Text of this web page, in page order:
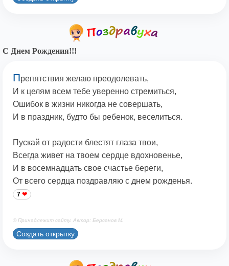
С Днем Рождения!!!
Препятствия желаю преодолевать,
И к целям всем тебе уверенно стремиться,
Ошибок в жизни никогда не совершать,
И в праздник, будто бы ребенок, веселиться.
Пускай от радости блестят глаза твои,
Всегда живет на твоем сердце вдохновенье,
И в восемнадцать свое счастье береги,
От всего сердца поздравляю с днем рожденья.
7
© Принадлежит сайту. Автор: Берсанов М.
Создать открытку